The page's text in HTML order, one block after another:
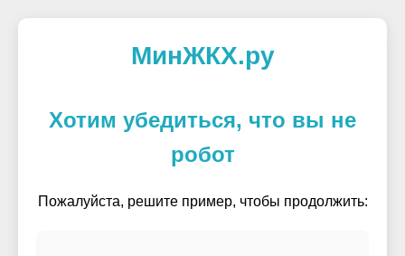
МинЖКХ.ру
Хотим убедиться, что вы не
робот
Пожалуйста, решите пример, чтобы продолжить: